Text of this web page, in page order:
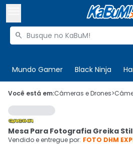
Buscar produtos

Mundo Gamer Black Ninja
 Olá. Acesse sua conta
 Departamentos
Cupons
CADASTRE-
Você está em:Câmeras e Drones>
Mesa Para Fotografia Greika
Vendido e entregue por: FOTO DHM